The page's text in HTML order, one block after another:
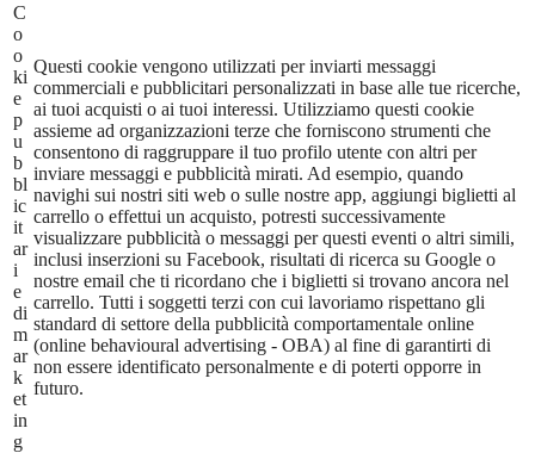
C
o
o
ki
e
p
u
b
bl
ic
it
ar
i
e
di
m
ar
k
et
in
g
Questi cookie vengono utilizzati per inviarti messaggi
commerciali e pubblicitari personalizzati in base alle tue ricerche,
ai tuoi acquisti o ai tuoi interessi. Utilizziamo questi cookie
assieme ad organizzazioni terze che forniscono strumenti che
consentono di raggruppare il tuo profilo utente con altri per
inviare messaggi e pubblicità mirati. Ad esempio, quando
navighi sui nostri siti web o sulle nostre app, aggiungi biglietti al
carrello o effettui un acquisto, potresti successivamente
visualizzare pubblicità o messaggi per questi eventi o altri simili,
inclusi inserzioni su Facebook, risultati di ricerca su Google o
nostre email che ti ricordano che i biglietti si trovano ancora nel
carrello. Tutti i soggetti terzi con cui lavoriamo rispettano gli
standard di settore della pubblicità comportamentale online
(online behavioural advertising - OBA) al fine di garantirti di
non essere identificato personalmente e di poterti opporre in
futuro.